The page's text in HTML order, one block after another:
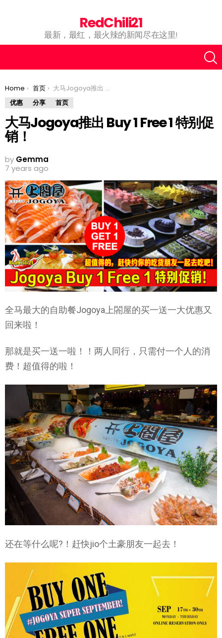
RedChili21
最新，最红，最火辣的新闻尽在这里!
You are here:
Home 首页
大马Jogoya推出 Buy 1 Free 1 特别促销！
优惠
分享 首页
大马Jogoya推出 Buy 1 Free 1 特别促
销！
by Gemma
7 years ago
全马最大的自助餐Jogoya上閤屋的买一送一大优惠又
回来啦！
那就是买一送一啦！！两人同行，只需付一个人的消
费！超值得的啦！
还在等什么呢?！赶快jio个土豪朋友一起去！